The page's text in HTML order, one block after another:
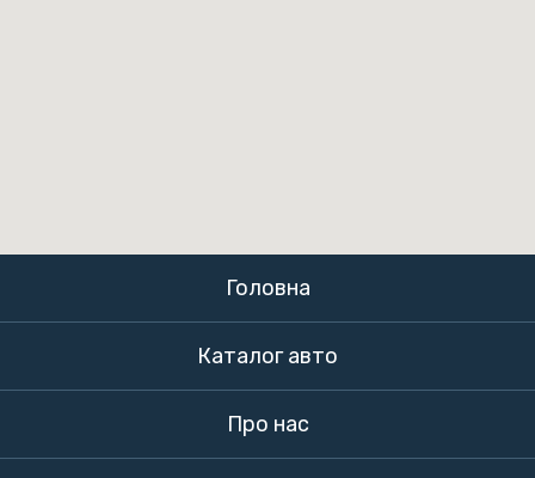
Головна
Каталог авто
Про нас